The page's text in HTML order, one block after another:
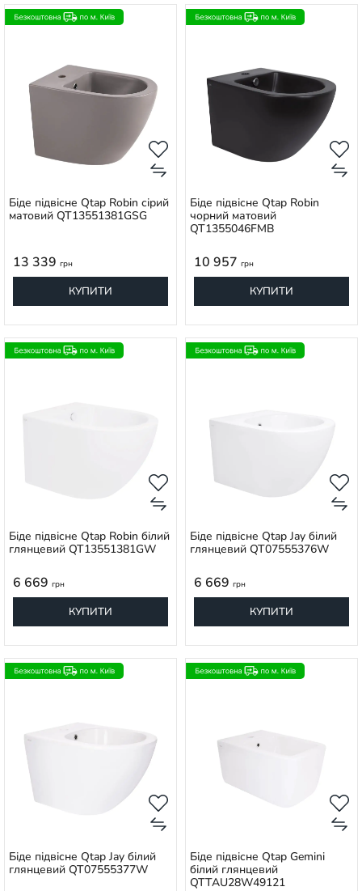
Біде підвісне Qtap Robin сірий
матовий QT13551381GSG
13 339 грн
КУПИТИ
Біде підвісне Qtap Robin
чорний матовий
QT1355046FMB
10 957 грн
КУПИТИ
Біде підвісне Qtap Robin білий
глянцевий QT13551381GW
6 669 грн
КУПИТИ
Біде підвісне Qtap Jay білий
глянцевий QT07555376W
6 669 грн
КУПИТИ
Біде підвісне Qtap Jay білий
глянцевий QT07555377W
Біде підвісне Qtap Gemini
білий глянцевий
QTTAU28W49121